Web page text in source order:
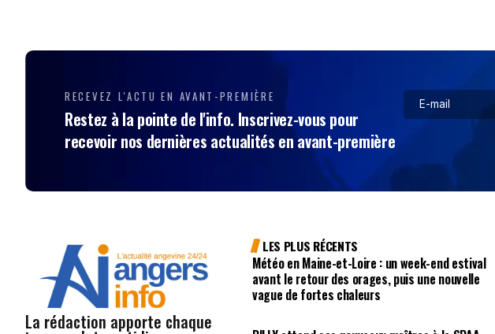
RECEVEZ L'ACTU EN AVANT-PREMIÈRE
Restez à la pointe de l'info. Inscrivez-vous pour
recevoir nos dernières actualités en avant-première
La rédaction apporte chaque
LES PLUS RÉCENTS
Météo en Maine-et-Loire : un week-end estival
avant le retour des orages, puis une nouvelle
vague de fortes chaleurs